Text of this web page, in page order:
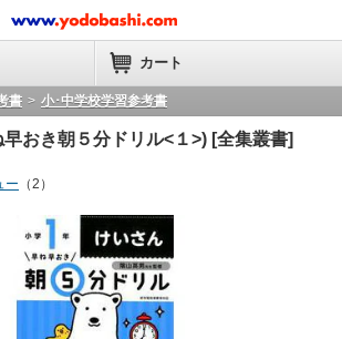
カート
書 > 小･中学校学習参考書
おき朝５分ドリル<１>) [全集叢書]
ー （2）